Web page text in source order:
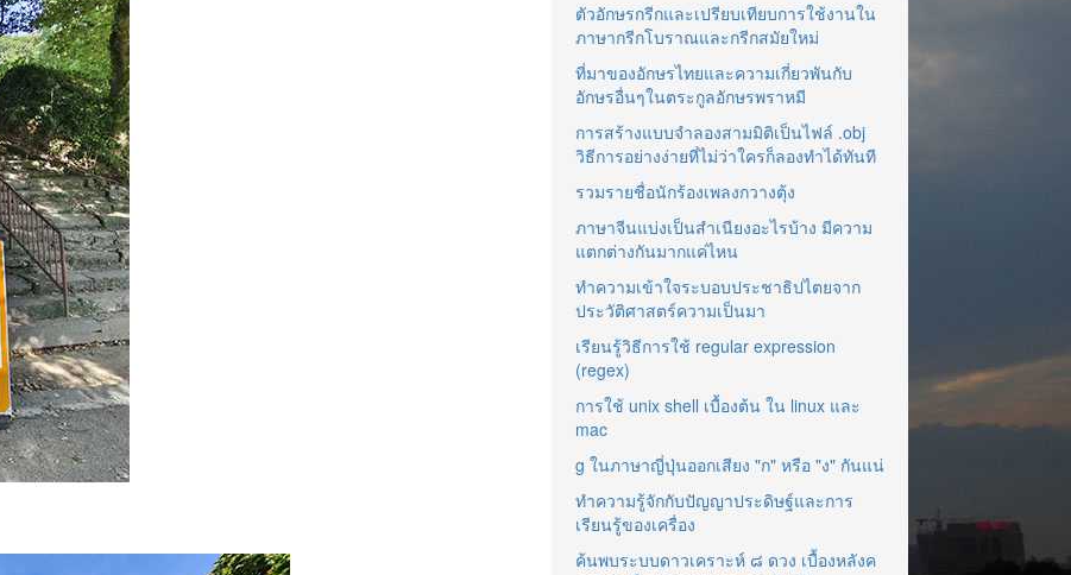
ตัวอักษรกรีกและเปรียบเทียบการใช้งานใน
ภาษากรีกโบราณและกรีกสมัยใหม่
ที่มาของอักษรไทยและความเกี่ยวพันกับ
อักษรอื่นๆในตระกูลอักษรพราหมี
การสร้างแบบจำลองสามมิติเป็นไฟล์ .obj
วิธีการอย่างง่ายที่ไม่ว่าใครก็ลองทำได้ทันที
รวมรายชื่อนักร้องเพลงกวางตุ้ง
ภาษาจีนแบ่งเป็นสำเนียงอะไรบ้าง มีความ
แตกต่างกันมากแค่ไหน
ทำความเข้าใจระบอบประชาธิปไตยจาก
ประวัติศาสตร์ความเป็นมา
เรียนรู้วิธีการใช้ regular expression
(regex)
การใช้ unix shell เบื้องต้น ใน linux และ
mac
g ในภาษาญี่ปุ่นออกเสียง "ก" หรือ "ง" กันแน่
ทำความรู้จักกับปัญญาประดิษฐ์และการ
เรียนรู้ของเครื่อง
ค้นพบระบบดาวเคราะห์ ๘ ดวง เบื้องหลังค